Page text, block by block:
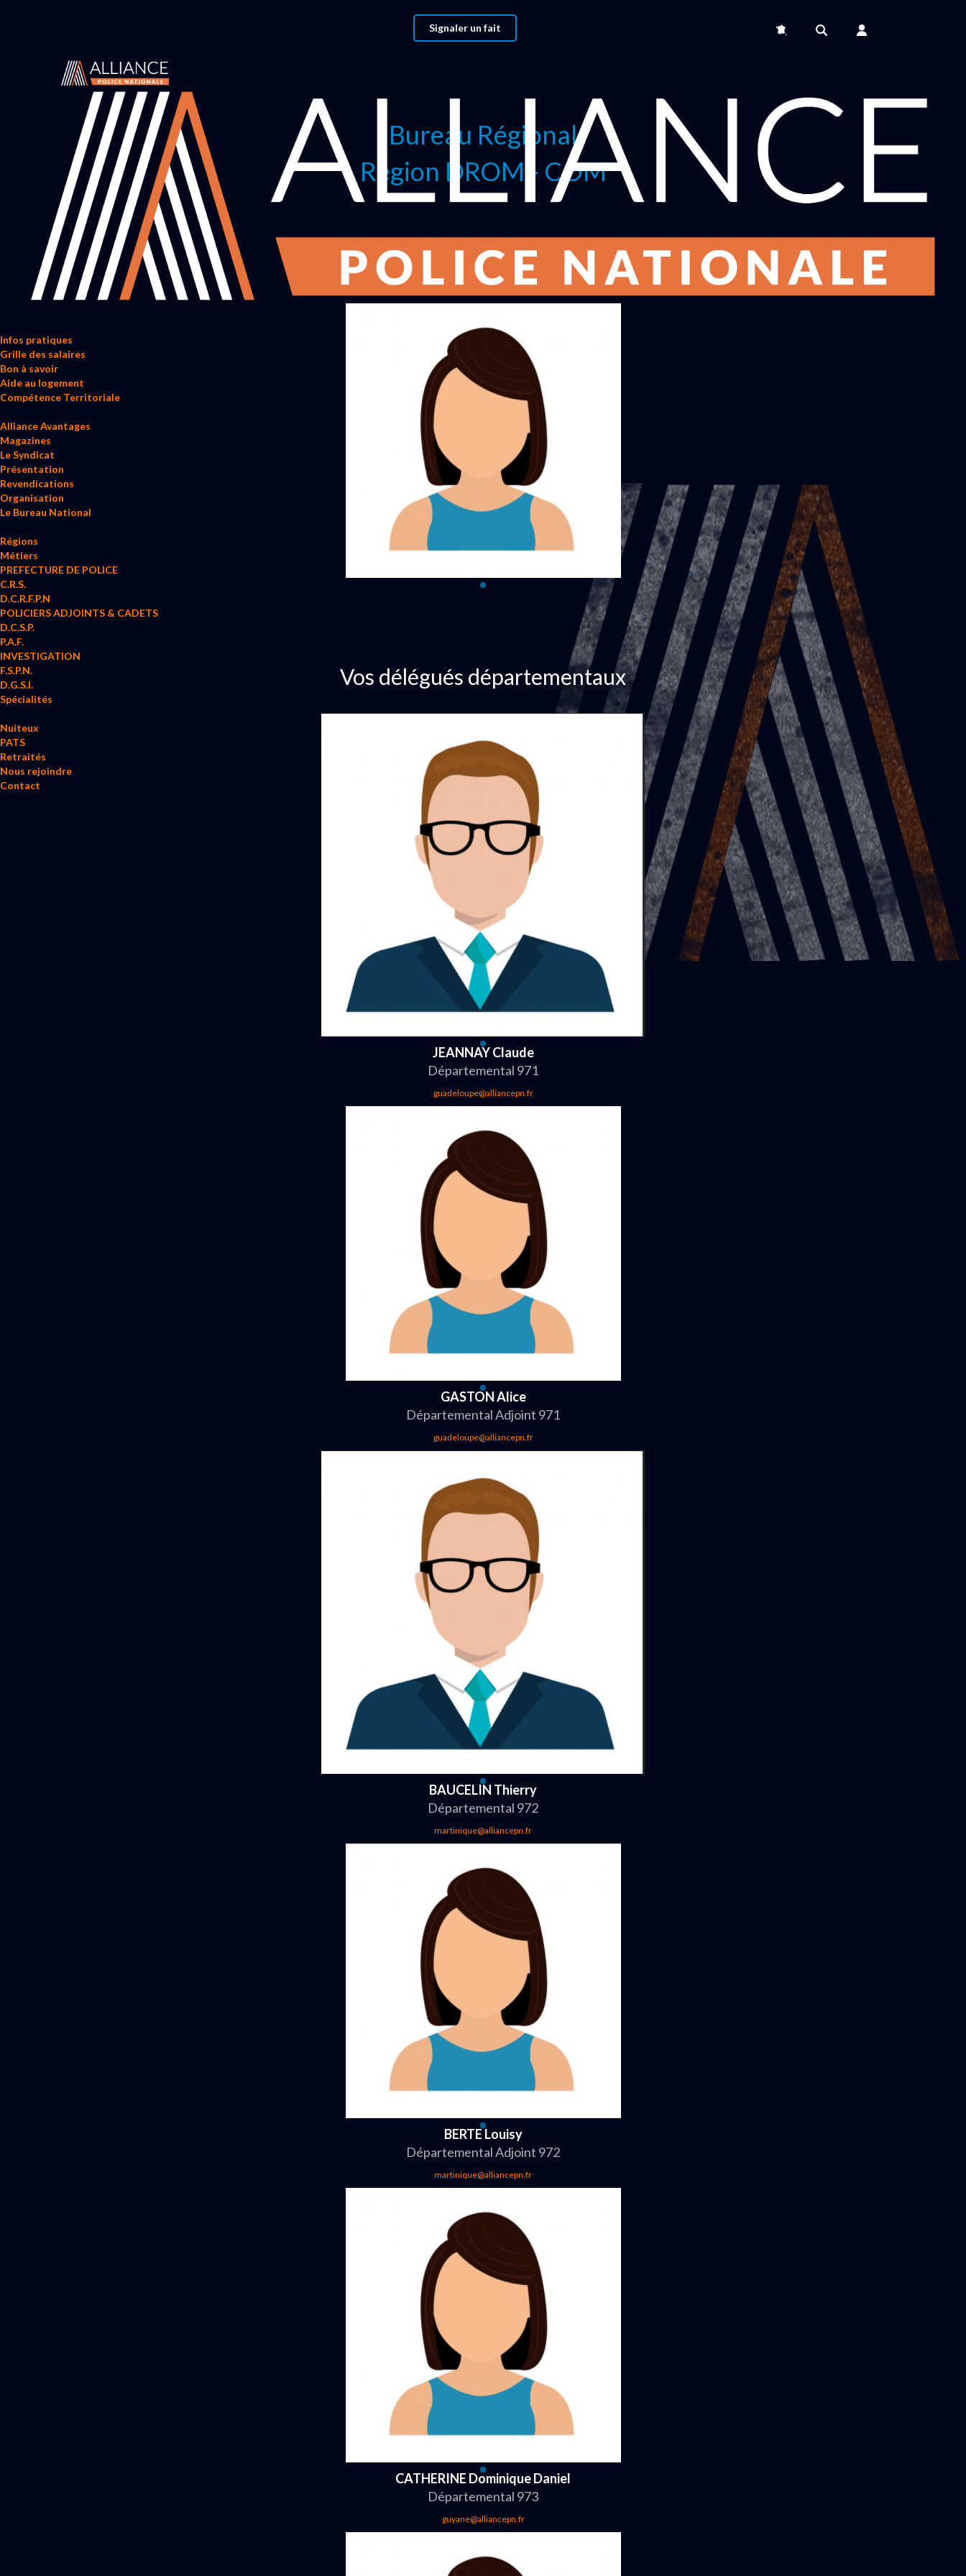
Signaler un fait
Infos pratiques
Grille des salaires
Bon à savoir
Aide au logement
Compétence Territoriale
Alliance Avantages
Magazines
Le Syndicat
Présentation
Revendications
Organisation
Le Bureau National
Régions
Métiers
PREFECTURE DE POLICE
C.R.S.
D.C.R.F.P.N
POLICIERS ADJOINTS & CADETS
D.C.S.P.
P.A.F.
INVESTIGATION
F.S.P.N.
D.G.S.I.
Spécialités
Nuiteux
PATS
Retraités
Nous rejoindre
Contact
Bureau Régional
Région DROM - COM
Vos délégués Régionaux
Vos délégués départementaux
JEANNAY Claude
Départemental 971
guadeloupe@alliancepn.fr
GASTON Alice
Départemental Adjoint 971
guadeloupe@alliancepn.fr
BAUCELIN Thierry
Départemental 972
martinique@alliancepn.fr
BERTE Louisy
Départemental Adjoint 972
martinique@alliancepn.fr
CATHERINE Dominique Daniel
Départemental 973
guyane@alliancepn.fr